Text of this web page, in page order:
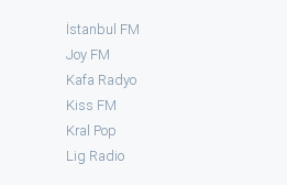
İstanbul FM
Joy FM
Kafa Radyo
Kiss FM
Kral Pop
⁠Lig Radio